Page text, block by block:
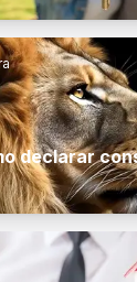
declarar